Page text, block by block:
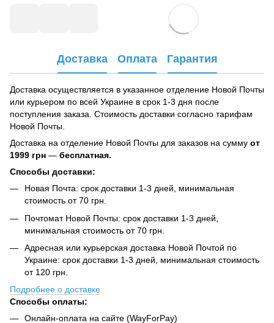
Доставка Оплата Гарантия
Доставка осуществляется в указанное отделение Новой Почты
или курьером по всей Украине в срок 1-3 дня после
поступления заказа. Стоимость доставки согласно тарифам
Новой Почты.
Доставка на отделение Новой Почты для заказов на сумму от
1999 грн — бесплатная.
Способы доставки:
Новая Почта: срок доставки 1-3 дней, минимальная
стоимость от 70 грн.
Почтомат Новой Почты: срок доставки 1-3 дней,
минимальная стоимость от 70 грн.
Адресная или курьерская доставка Новой Почтой по
Украине: срок доставки 1-3 дней, минимальная стоимость
от 120 грн.
Подробнее о доставке
Способы оплаты:
Онлайн-оплата на сайте (WayForPay)